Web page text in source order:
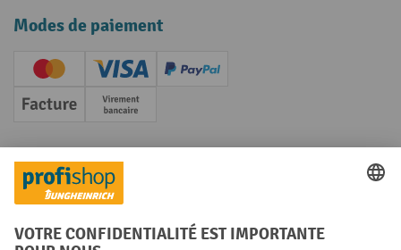
Modes de paiement
Creditcard (Master)Creditcard (Visa)
PayPal
Facture Paiement anticipé
Réseaux sociaux
Facebook
YouTube
LinkedInInstagram